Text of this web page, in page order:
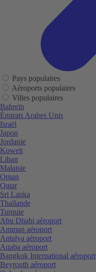
Pays populaires
Aéroports populaires
Villes populaires
Bahreïn
Émirats Arabes Unis
Israël
Japon
Jordanie
Koweït
Liban
Malaisie
Oman
Qatar
Sri Lanka
Thaïlande
Turquie
Abu Dhabi aéroport
Amman aéroport
Antalya aéroport
Aqaba aéroport
Bangkok International aéroport
Beyrouth aéroport